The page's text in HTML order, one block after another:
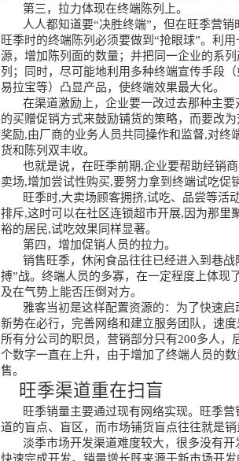
第三，拉力体现在终端陈列上。
人人都知道要“决胜终端”，但在旺季营
旺季时的终端陈列必须要做到“抢眼球”。利
源，增加陈列面的数量；并把同一企业的系
列；同时，尽可能地利用多种终端宣传手段
易拉宝等）凸显产品，使终端效果最大化。
在渠道激励上，企业要一改过去那种主
的买赠促销方式来鼓励铺货的策略，而要改
奖励,由厂商的业务人员共同操作和监督,对终
货和陈列双丰收。
也就是说，在旺季前期,企业要帮助经销
卖场,增加尝试性购买,要努力拿到终端试吃促
旺季时,大卖场顾客拥挤,试吃、品尝等活
排斥,这时可以在社区连锁超市开展, 因为那里
裕的居民,试吃效果同样显著。
第四，增加促销人员的拉力。
销售旺季，休闲食品往往已经进入到巷
搏”战。终端人员的多寡，在一定程度上体现
及在气势上能否压倒对方。
雅客当初是这样配置资源的：为了快速
新势在必行，完善网络和建立服务团队，速
所有分公司的职员，营销部分只有200多人，
个数字一直在上升，由于增加了终端人员的
售。
旺季渠道重在扫盲
旺季销量主要通过现有网络实现。旺季
道的盲点、盲区，而市场铺货盲点往往就是
淡季市场开发渠道难度较大，很多没有